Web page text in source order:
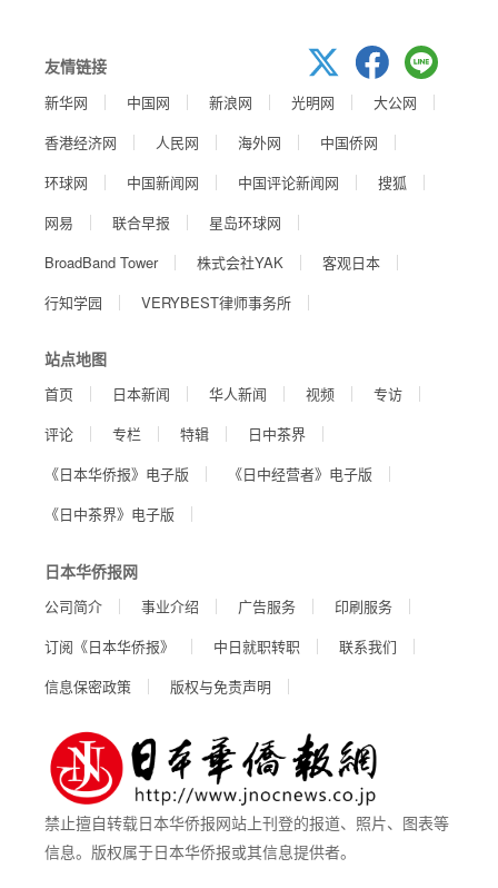
友情链接
新华网 中国网 新浪网 光明网
大公网
香港经济网
人民网 海外网
中国侨网
环球网
中国新闻网 中国评论新闻网
搜狐
网易
联合早报
星岛环球网
BroadBand Tower
株式会社YAK
客观日本
行知学园
VERYBEST律师事务所
站点地图
首页 日本新闻 华人新闻 视频
专访
评论
专栏 特辑
日中茶界
《日本华侨报》电子版
《日中经营者》电子版
《日中茶界》电子版
日本华侨报网
公司简介 事业介绍 广告服务
印刷服务
订阅《日本华侨报》
中日就职转职
联系我们
信息保密政策
版权与免责声明
禁止擅自转载日本华侨报网站上刊登的报道、照片、图表等
信息。版权属于日本华侨报或其信息提供者。